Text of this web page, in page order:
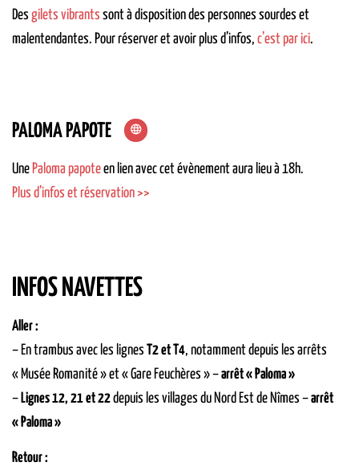
Des gilets vibrants sont à disposition des personnes sourdes et
malentendantes. Pour réserver et avoir plus d’infos, c’est par ici.
PALOMA PAPOTE
Une Paloma papoteen lien avec cet évènement aura lieu à 18h.
Plus d’infos et réservation >>
INFOS NAVETTES
Aller :
– En trambus avec les lignes
T2 et T4, notamment depuis les arrêts
« Musée Romanité » et « Gare Feuchères » –arrêt « Paloma »
– Lignes 12, 21 et 22depuis les villages du Nord Est de Nîmes –arrêt
« Paloma »
Retour :